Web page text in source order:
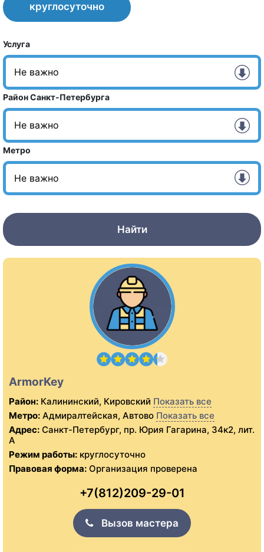
круглосуточно
Услуга
Район Санкт-Петербурга
Метро
Найти
ArmorKey
Район: Калининский, Кировский Показать все
Метро: Адмиралтейская, Автово Показать все
Адрес: Санкт-Петербург, пр. Юрия Гагарина, 34к2, лит.
А
Режим работы: круглосуточно
Правовая форма: Организация проверена
+7(812)209-29-01
Вызов мастера